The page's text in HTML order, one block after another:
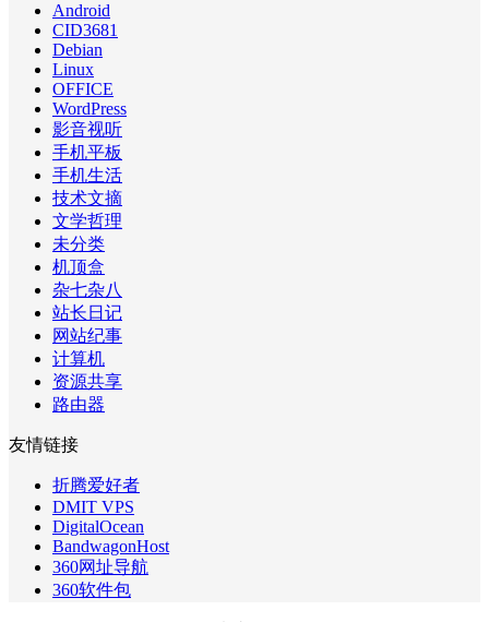
Android
CID3681
Debian
Linux
OFFICE
WordPress
影音视听
手机平板
手机生活
技术文摘
文学哲理
未分类
机顶盒
杂七杂八
站长日记
网站纪事
计算机
资源共享
路由器
友情链接
折腾爱好者
DMIT VPS
DigitalOcean
BandwagonHost
360网址导航
360软件包